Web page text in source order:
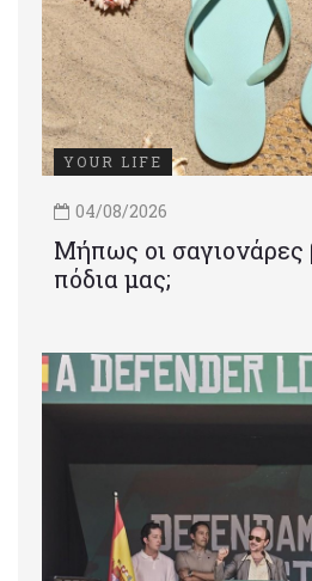
YOUR LIFE
04/08/2026
Μήπως οι σαγιονάρες
πόδια μας;